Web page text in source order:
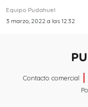
Equipo Pudahuel
3 marzo, 2022 a las 12:32
Contacto comercial